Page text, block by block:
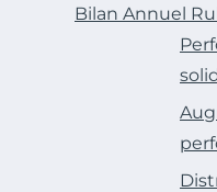
Bilan Annuel